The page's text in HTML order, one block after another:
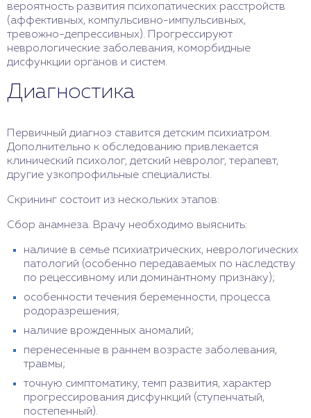
вероятность развития психопатических расстройств
(аффективных, компульсивно-импульсивных,
тревожно-депрессивных). Прогрессируют
неврологические заболевания, коморбидные
дисфункции органов и систем.
Диагностика
Первичный диагноз ставится детским психиатром.
Дополнительно к обследованию привлекается
клинический психолог, детский невролог, терапевт,
другие узкопрофильные специалисты.
Скрининг состоит из нескольких этапов:
Сбор анамнеза. Врачу необходимо выяснить:
наличие в семье психиатрических, неврологических
патологий (особенно передаваемых по наследству
по рецессивному или доминантному признаку);
особенности течения беременности, процесса
родоразрешения;
наличие врожденных аномалий;
перенесенные в раннем возрасте заболевания,
травмы;
точную симптоматику, темп развития, характер
прогрессирования дисфункций (ступенчатый,
постепенный).